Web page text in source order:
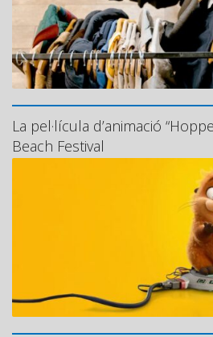
La pel·lícula d’animació
Beach Festival